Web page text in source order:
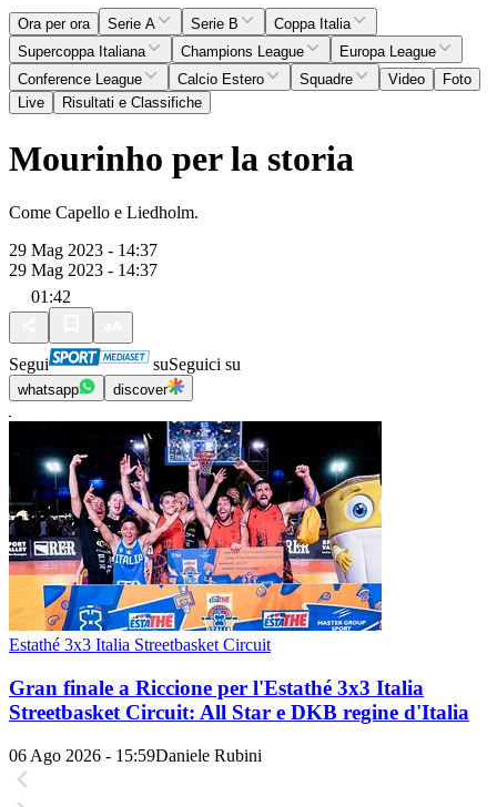
Ora per ora Serie A Serie B
Coppa Italia
Supercoppa Italiana
Champions League
Europa League
Conference League
Calcio Estero Squadre Video
Foto
Live
Risultati e Classifiche
Mourinho per la storia
Come Capello e Liedholm.
29 Mag 2023 - 14:37
29 Mag 2023 - 14:37
01:42
Segui suSeguici su
whatsapp discover
Estathé 3x3 Italia Streetbasket Circuit
Gran finale a Riccione per l'Estathé 3x3 Italia
Streetbasket Circuit: All Star e DKB regine d'Italia
06 Ago 2026 - 15:59Daniele Rubini